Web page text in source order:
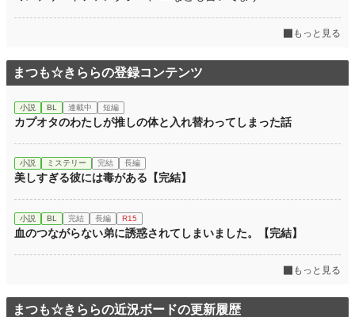
もっと見る
まつも☆きららの登録コンテンツ
小説 BL 連載中 短編
カプオタのわたしが推しの体と入れ替わってしまった話
小説 ミステリー 完結 長編
美しすぎる彼には毒がある【完結】
小説 BL 完結 長編 R15
血のつながらない弟に誘惑されてしまいました。【完結】
もっと見る
まつも☆きららの近況ボードの更新履歴